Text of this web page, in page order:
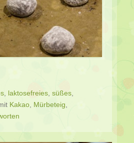
laktosefreies süßes
Kakao Mürbeteig